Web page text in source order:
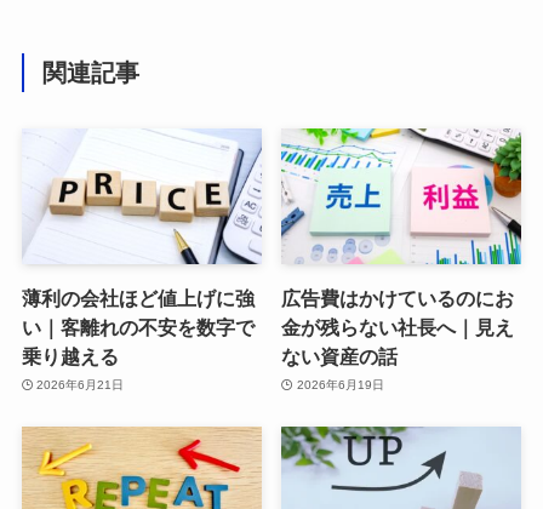
関連記事
薄利の会社ほど値上げに強
い｜客離れの不安を数字で
乗り越える
2026年6月21日
広告費はかけているのにお
金が残らない社長へ｜見え
ない資産の話
2026年6月19日